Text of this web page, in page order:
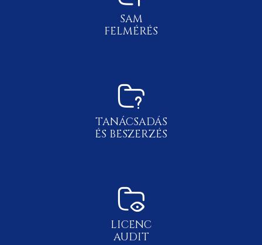
SAM
FELMÉRÉS
TANÁCSADÁS
ÉS BESZERZÉS
LICENC
AUDIT